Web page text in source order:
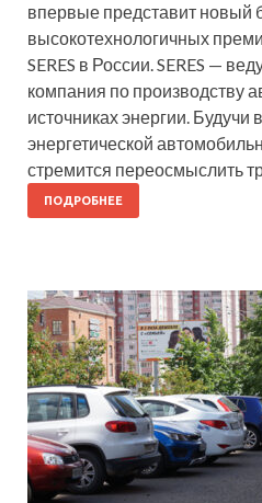
впервые представит новый
высокотехнологичных
SERES в России. SERES —
компания по производству
источниках энергии. Будучи
энергетической
стремится переосмыслить
ПОДРОБНЕЕ